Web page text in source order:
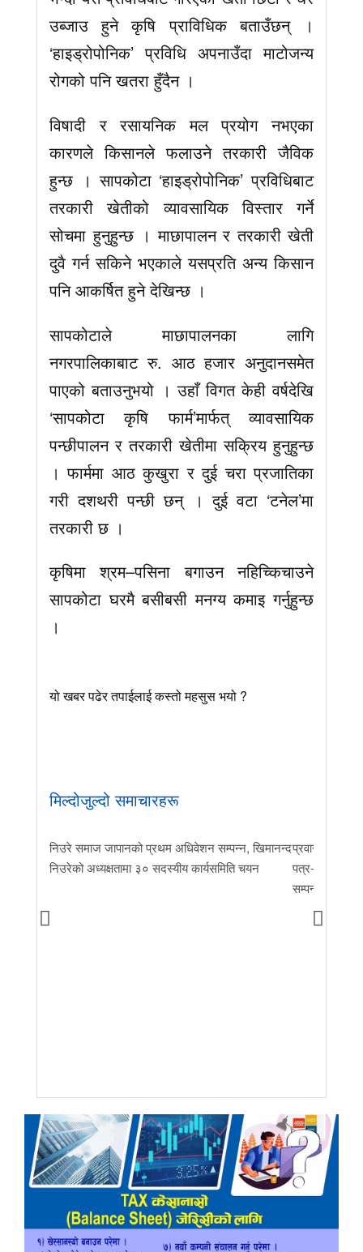
उब्जाउ हुने कृषि प्राविधिक बताउँछन् ।
‘हाइड्रोपोनिक’ प्रविधि अपनाउँदा माटोजन्य
रोगको पनि खतरा हुँदैन ।
विषादी र रसायनिक मल प्रयोग नभएका
कारणले किसानले फलाउने तरकारी जैविक
हुन्छ । सापकोटा ‘हाइड्रोपोनिक’ प्रविधिबाट
तरकारी खेतीको व्यावसायिक विस्तार गर्ने
सोचमा हुनुहुन्छ । माछापालन र तरकारी खेती
दुवै गर्न सकिने भएकाले यसप्रति अन्य किसान
पनि आकर्षित हुने देखिन्छ ।
सापकोटाले माछापालनका लागि
नगरपालिकाबाट रु. आठ हजार अनुदानसमेत
पाएको बताउनुभयो । उहाँ विगत केही वर्षदेखि
‘सापकोटा कृषि फार्म’मार्फत् व्यावसायिक
पन्छीपालन र तरकारी खेतीमा सक्रिय हुनुहुन्छ
। फार्ममा आठ कुखुरा र दुई चरा प्रजातिका
गरी दशथरी पन्छी छन् । दुई वटा ‘टनेल’मा
तरकारी छ ।
कृषिमा श्रम–पसिना बगाउन नहिच्किचाउने
सापकोटा घरमै बसीबसी मनग्य कमाइ गर्नुहुन्छ
।
यो खबर पढेर तपाईलाई कस्तो महसुस भयो ?
मिल्दोजुल्दो समाचारहरू
निउरे समाज जापानको प्रथम अधिवेशन सम्पन्न, खिमानन्द
निउरेको अध्यक्षतामा ३० सदस्यीय कार्यसमिति चयन
प्रवास र
पत्र-२०२६
सम्पन्न